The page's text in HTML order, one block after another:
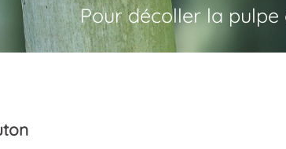
Pour décoller la pulpe